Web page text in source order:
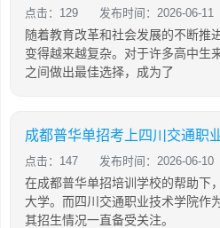
点击：129 发布时间：2026-06-11
随着教育改革和社会发展的不断推
变得越来越复杂。对于许多高中生
之间做出最佳选择，成为了
成都普华单招考上四川交通职
点击：147 发布时间：2026-06-10
在成都普华单招培训学校的帮助下
大学。而四川交通职业技术学院作
其招生情况一直备受关注。